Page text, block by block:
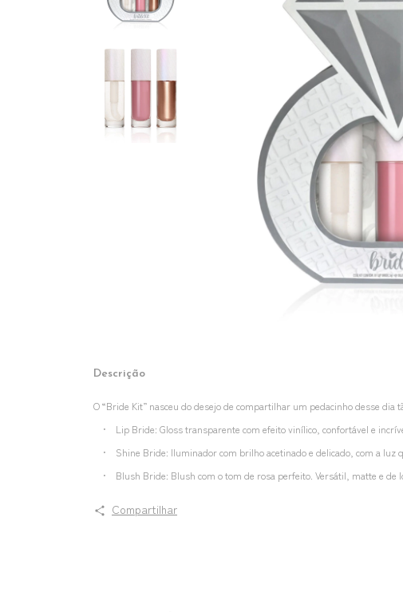
Descrição
O “Bride Kit” nasceu do desejo de compartilhar um pedacinho desse
• Lip Bride: Gloss transparente com efeito vinílico, confortável e
• Shine Bride: Iluminador com brilho acetinado e delicado, com a luz
• Blush Bride: Blush com o tom de rosa perfeito. Versátil, matte e de
Compartilhar